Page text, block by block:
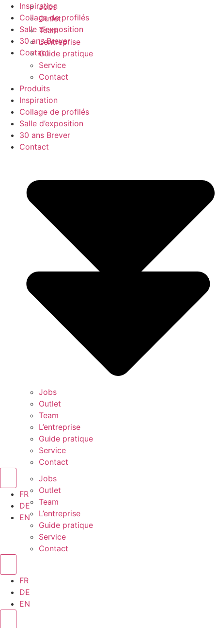
Jobs
Outlet
Team
L’entreprise
Guide pratique
Service
Contact
Produits
Inspiration
Collage de profilés
Salle d’exposition
30 ans Brever
Contact
Jobs
Outlet
Team
L’entreprise
Guide pratique
Service
Contact
FR
DE
EN
Inspiration
Collage de profilés
Salle d’exposition
30 ans Brever
Contact
Jobs
Outlet
Team
L’entreprise
Guide pratique
Service
Contact
FR
DE
EN